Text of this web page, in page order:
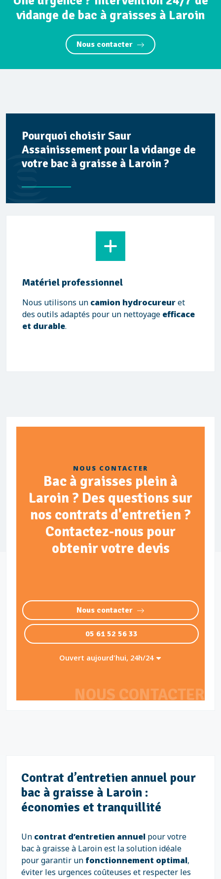
vidange de bac à graisses à Laroin
Nous contacter
Pourquoi choisir Saur
Assainissement pour la vidange de
votre bac à graisse à Laroin ?
Matériel professionnel
Nous utilisons un camion hydrocureuret
des outils adaptés pour un nettoyage efficace
et durable.
NOUS CONTACTER
NOUS CONTACTER
Bac à graisses plein à
Laroin ? Des questions sur
nos contrats d'entretien ?
Contactez-nous pour
obtenir votre devis
Nous contacter
05 61 52 56 33
Ouvert aujourd'hui, 24h/24
Contrat d’entretien annuel pour
bac à graisse à Laroin :
économies et tranquillité
Un contrat d’entretien annuel pour votre
bac à graisse à Laroin est la solution idéale
pour garantir un fonctionnement optimal,
éviter les urgences coûteuses et respecter les